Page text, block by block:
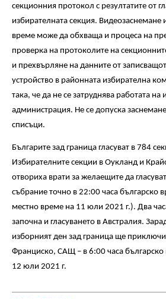
секционния протокол с резултатите от
избирателната секция. Видеозаснемане
време може да обхваща и процеса на
проверка на протоколите на
и прехвърляне на данните от
устройство в районната избирателна
така, че да не се затруднява работата на
администрация. Не се допуска
списъци.
Българите зад граница гласуват в 784
Избирателните секции в Оукланд и
отвориха врати за желаещите да
събрание точно в 22:00 часа българско
местно време на 11 юли 2021 г.). Два
започна и гласуването в Австралия.
изборният ден зад граница ще
Франциско, САЩ – в 6:00 часа
12 юли 2021 г.